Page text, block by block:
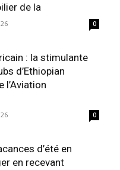
de la
0
: la stimulante
d’Ethiopian
l’Aviation
0
d’été en
en recevant